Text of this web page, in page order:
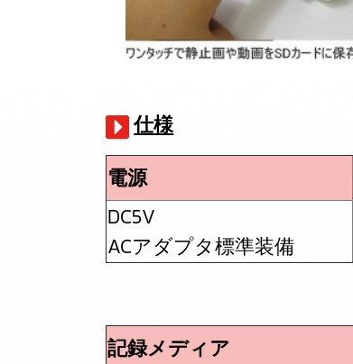
仕様
電源
DC5V
ACアダプタ標準装備
記録メディア